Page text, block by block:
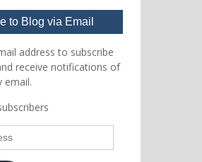
to Blog via Email
address to subscribe
receive notifications of
email.